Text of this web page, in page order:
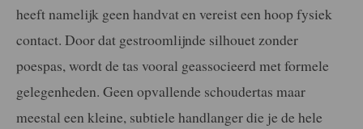
heeft namelijk geen handvat en vereist een hoop fysiek
contact. Door dat gestroomlijnde silhouet zonder
poespas, wordt de tas vooral geassocieerd met formele
gelegenheden. Geen opvallende schoudertas maar
meestal een kleine, subtiele handlanger die je de hele